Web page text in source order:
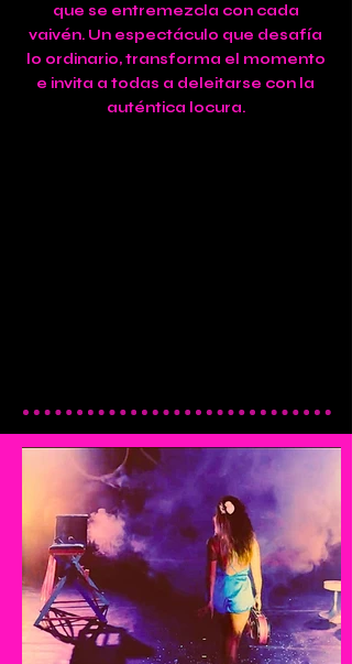
que se entremezcla con cada
vaivén. Un espectáculo que desafía
lo ordinario, transforma el momento
e invita a todas a deleitarse con la
auténtica locura.